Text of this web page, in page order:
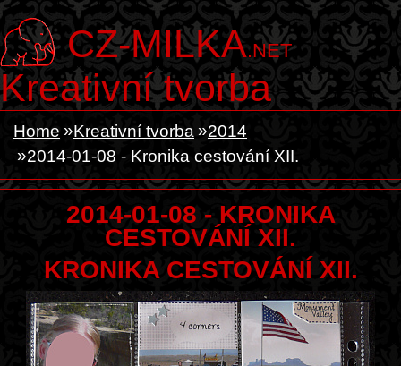
CZ-MILKA.NET
Kreativní tvorba
Home Kreativní tvorba
2014
2014-01-08 - Kronika cestování XII.
2014-01-08 - KRONIKA
CESTOVÁNÍ XII.
KRONIKA CESTOVÁNÍ XII.